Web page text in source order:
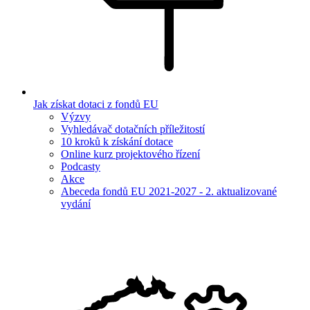
Jak získat dotaci z fondů EU
Výzvy
Vyhledávač dotačních příležitostí
10 kroků k získání dotace
Online kurz projektového řízení
Podcasty
Akce
Abeceda fondů EU 2021-2027 - 2. aktualizované
vydání